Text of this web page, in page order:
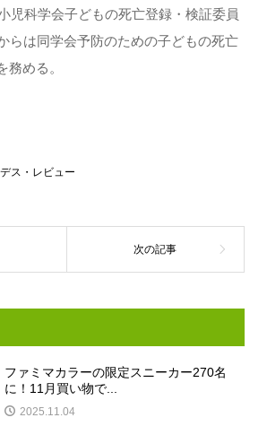
児科学会子どもの死亡登録・検証委員
らは同学会予防のための子どもの死亡
務める。
ス・レビュー
ファミマカラーの限定スニーカー270名
に！11月買い物で...
2025.11.04